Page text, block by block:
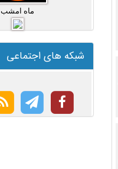
ماه امشب
شبکه های اجتماعی